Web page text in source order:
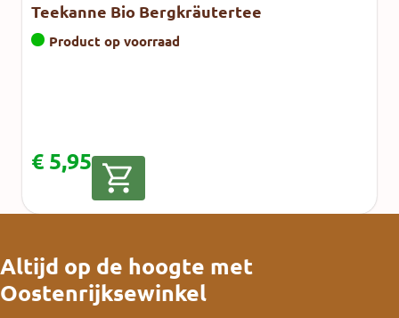
Teekanne Bio Bergkräutertee
Product op voorraad
€ 5,95
Altijd op de hoogte met
Oostenrijksewinkel